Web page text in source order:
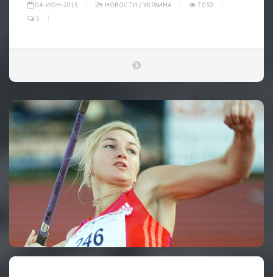
04-ИЮН-2015 НОВОСТИ / УКРАИНА
7 030
5